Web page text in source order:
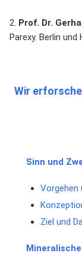
2. Prof. Dr.
Parexy. Berlin und
Wir
Sinn und
Vorgehen
Ziel und